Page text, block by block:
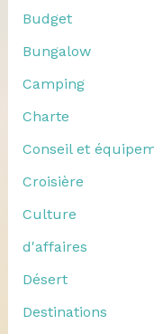
Budget
Bungalow
Camping
Charte
Conseil et
Croisière
Culture
d'affaires
Désert
Destinations